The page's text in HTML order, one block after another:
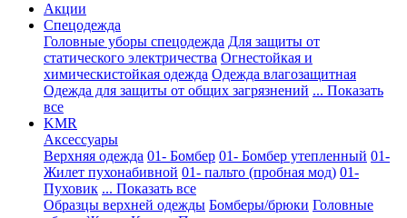
Акции
Спецодежда
Головные уборы спецодежда Для защиты от
статического электричества Огнестойкая и
химическистойкая одежда Одежда влагозащитная
Одежда для защиты от общих загрязнений ... Показать
все
KMR
Аксессуары
Верхняя одежда 01- Бомбер 01- Бомбер утепленный 01-
Жилет пухонабивной 01- пальто (пробная мод) 01-
Пуховик ... Показать все
Образцы верхней одежды Бомберы/брюки Головные